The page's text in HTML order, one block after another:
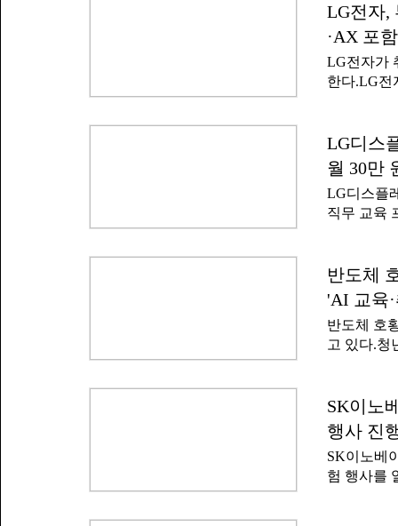
전문인력
육성 비전'
과 경력을
수 있다.
쳐 정규직
발사다. 대
거두면서
기도 했다.
영업이익
파티마' 개
LG전자,
·AX 포
LG전자가
한다.LG전
다.이번 프
께 추진하
기업 주도
역량을 강
의 교육 참
리의 개념
용 등 제조
LG디스
월 30만
LG디스플
직무 교육
램은 산업
사업의 일
정을 설계
맞춤형 인
비 청년으
육을 제공
술력과 현
심 교육을
진로 설계
레이 실무
반도체
'AI 교육
반도체 호
고 있다.청
한 새로운
털(KOSIS)
전인 2016
취업 준비
은 64만9
SK이노
행사 진
SK이노베
험 행사를